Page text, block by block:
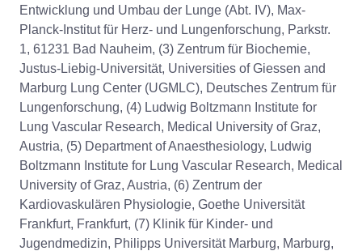
Entwicklung und Umbau der Lunge (Abt. IV), Max-
Planck-Institut für Herz- und Lungenforschung, Parkstr.
1, 61231 Bad Nauheim, (3) Zentrum für Biochemie,
Justus-Liebig-Universität, Universities of Giessen and
Marburg Lung Center (UGMLC), Deutsches Zentrum für
Lungenforschung, (4) Ludwig Boltzmann Institute for
Lung Vascular Research, Medical University of Graz,
Austria, (5) Department of Anaesthesiology, Ludwig
Boltzmann Institute for Lung Vascular Research, Medical
University of Graz, Austria, (6) Zentrum der
Kardiovaskulären Physiologie, Goethe Universität
Frankfurt, Frankfurt, (7) Klinik für Kinder- und
Jugendmedizin, Philipps Universität Marburg, Marburg,